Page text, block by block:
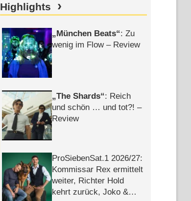
Highlights
München Beats : Zu
wenig im Flow – Review
The Shards : Reich
und schön … und tot?! –
Review
ProSiebenSat.1 2026/​27:
Kommissar Rex ermittelt
weiter, Richter Hold
kehrt zurück, Joko &